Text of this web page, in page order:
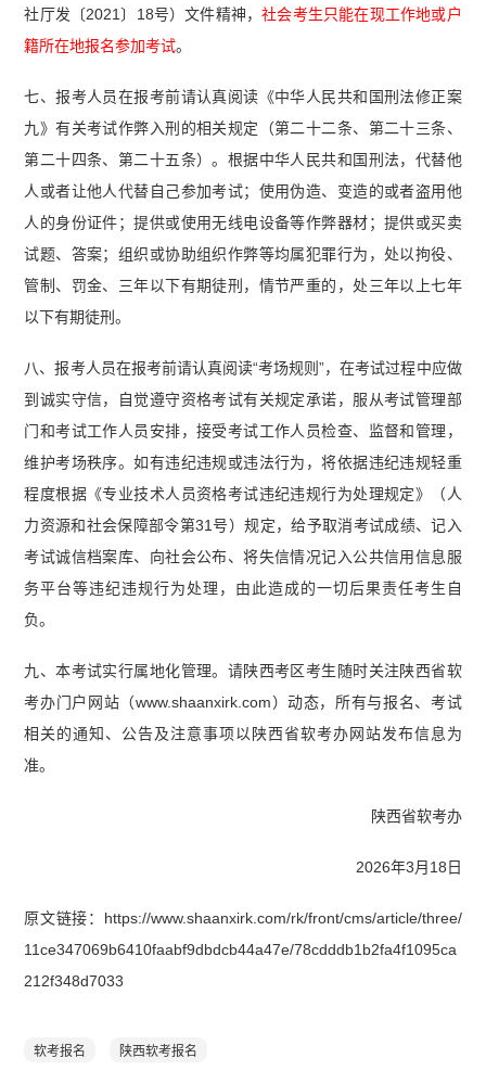
社厅发〔2021〕18号）文件精神，社会考生只能在现工作地或户
籍所在地报名参加考试。
七、报考人员在报考前请认真阅读《中华人民共和国刑法修正案
九》有关考试作弊入刑的相关规定（第二十二条、第二十三条、
第二十四条、第二十五条）。根据中华人民共和国刑法，代替他
人或者让他人代替自己参加考试；使用伪造、变造的或者盗用他
人的身份证件；提供或使用无线电设备等作弊器材；提供或买卖
试题、答案；组织或协助组织作弊等均属犯罪行为，处以拘役、
管制、罚金、三年以下有期徒刑，情节严重的，处三年以上七年
以下有期徒刑。
八、报考人员在报考前请认真阅读“考场规则”，在考试过程中应做
到诚实守信，自觉遵守资格考试有关规定承诺，服从考试管理部
门和考试工作人员安排，接受考试工作人员检查、监督和管理，
维护考场秩序。如有违纪违规或违法行为，将依据违纪违规轻重
程度根据《专业技术人员资格考试违纪违规行为处理规定》（人
力资源和社会保障部令第31号）规定，给予取消考试成绩、记入
考试诚信档案库、向社会公布、将失信情况记入公共信用信息服
务平台等违纪违规行为处理，由此造成的一切后果责任考生自
负。
九、本考试实行属地化管理。请陕西考区考生随时关注陕西省软
考办门户网站（www.shaanxirk.com）动态，所有与报名、考试
相关的通知、公告及注意事项以陕西省软考办网站发布信息为
准。
陕西省软考办
2026年3月18日
原文链接：https://www.shaanxirk.com/rk/front/cms/article/three/
11ce347069b6410faabf9dbdcb44a47e/78cdddb1b2fa4f1095ca
212f348d7033
软考报名 陕西软考报名